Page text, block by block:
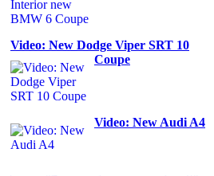
Video: New Dodge Viper SRT 10
Coupe
Video: New Audi A4